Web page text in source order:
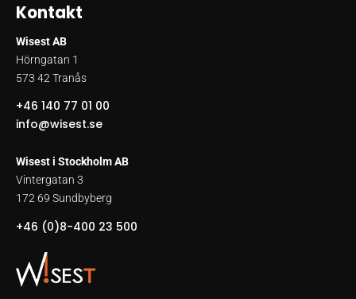
Kontakt
Wisest AB
Hörngatan 1
573 42 Tranås
+46 140 77 01 00
info@wisest.se
Wisest i Stockholm AB
Vintergatan 3
172 69 Sundbyberg
+46 (0)8-400 23 500